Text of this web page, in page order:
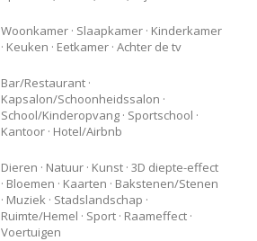
Woonkamer · Slaapkamer · Kinderkamer
· Keuken · Eetkamer · Achter de tv
Bar/Restaurant ·
Kapsalon/Schoonheidssalon ·
School/Kinderopvang · Sportschool ·
Kantoor · Hotel/Airbnb
Dieren · Natuur · Kunst · 3D diepte-effect
· Bloemen · Kaarten · Bakstenen/Stenen
· Muziek · Stadslandschap ·
Ruimte/Hemel · Sport · Raameffect ·
Voertuigen